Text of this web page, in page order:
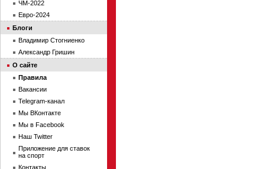
ЧМ-2022
Евро-2024
Блоги
Владимир Стогниенко
Александр Гришин
О сайте
Правила
Вакансии
Telegram-канал
Мы ВКонтакте
Мы в Facebook
Наш Twitter
Приложение для ставок
на спорт
Контакты